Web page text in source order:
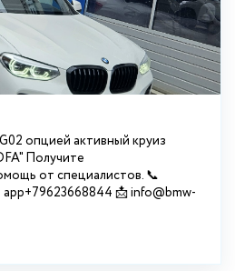
опцией активный круиз
Получите
от специалистов. 📞
📩 info@bmw-